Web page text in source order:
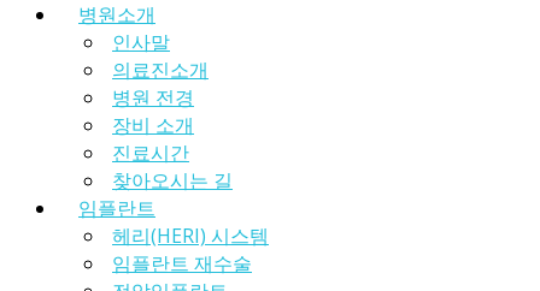
병원소개
인사말
의료진소개
병원 전경
장비 소개
진료시간
찾아오시는 길
임플란트
헤리(HERI) 시스템
임플란트 재수술